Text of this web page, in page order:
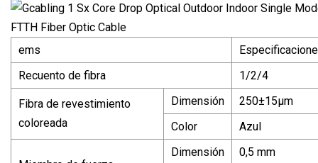
ems
Recuento de fibra
1/2/4
Fibra de revestimiento
coloreada
Dimensión
250±15μm
Color
Azul
Dimensión 0,5 mm